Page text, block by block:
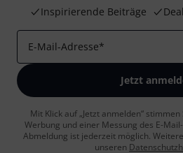
Inspirierende Beiträge
E-Mail-Adresse*
Jetzt
Mit Klick auf „Jetzt anmelden“
Werbung und einer Messung des E-
Abmeldung ist jederzeit möglich.
unseren